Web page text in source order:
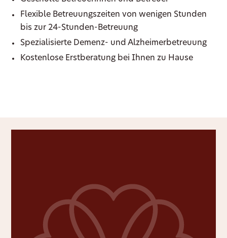
Flexible Betreuungszeiten von wenigen Stunden
bis zur 24-Stunden-Betreuung
Spezialisierte Demenz- und Alzheimerbetreuung
Kostenlose Erstberatung bei Ihnen zu Hause